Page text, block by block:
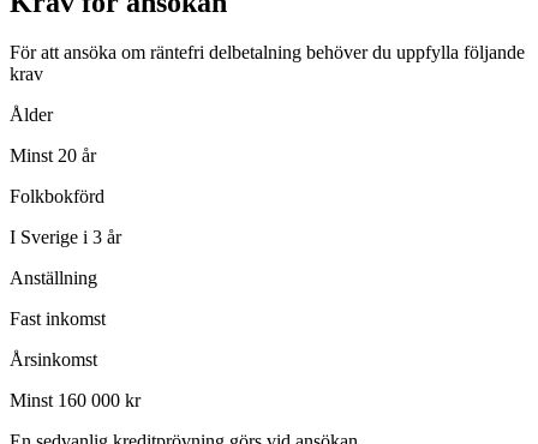
För att ansöka om räntefri delbetalning behöver du uppfylla följande
krav
Ålder
Minst 20 år
Folkbokförd
I Sverige i 3 år
Anställning
Fast inkomst
Årsinkomst
Minst 160 000 kr